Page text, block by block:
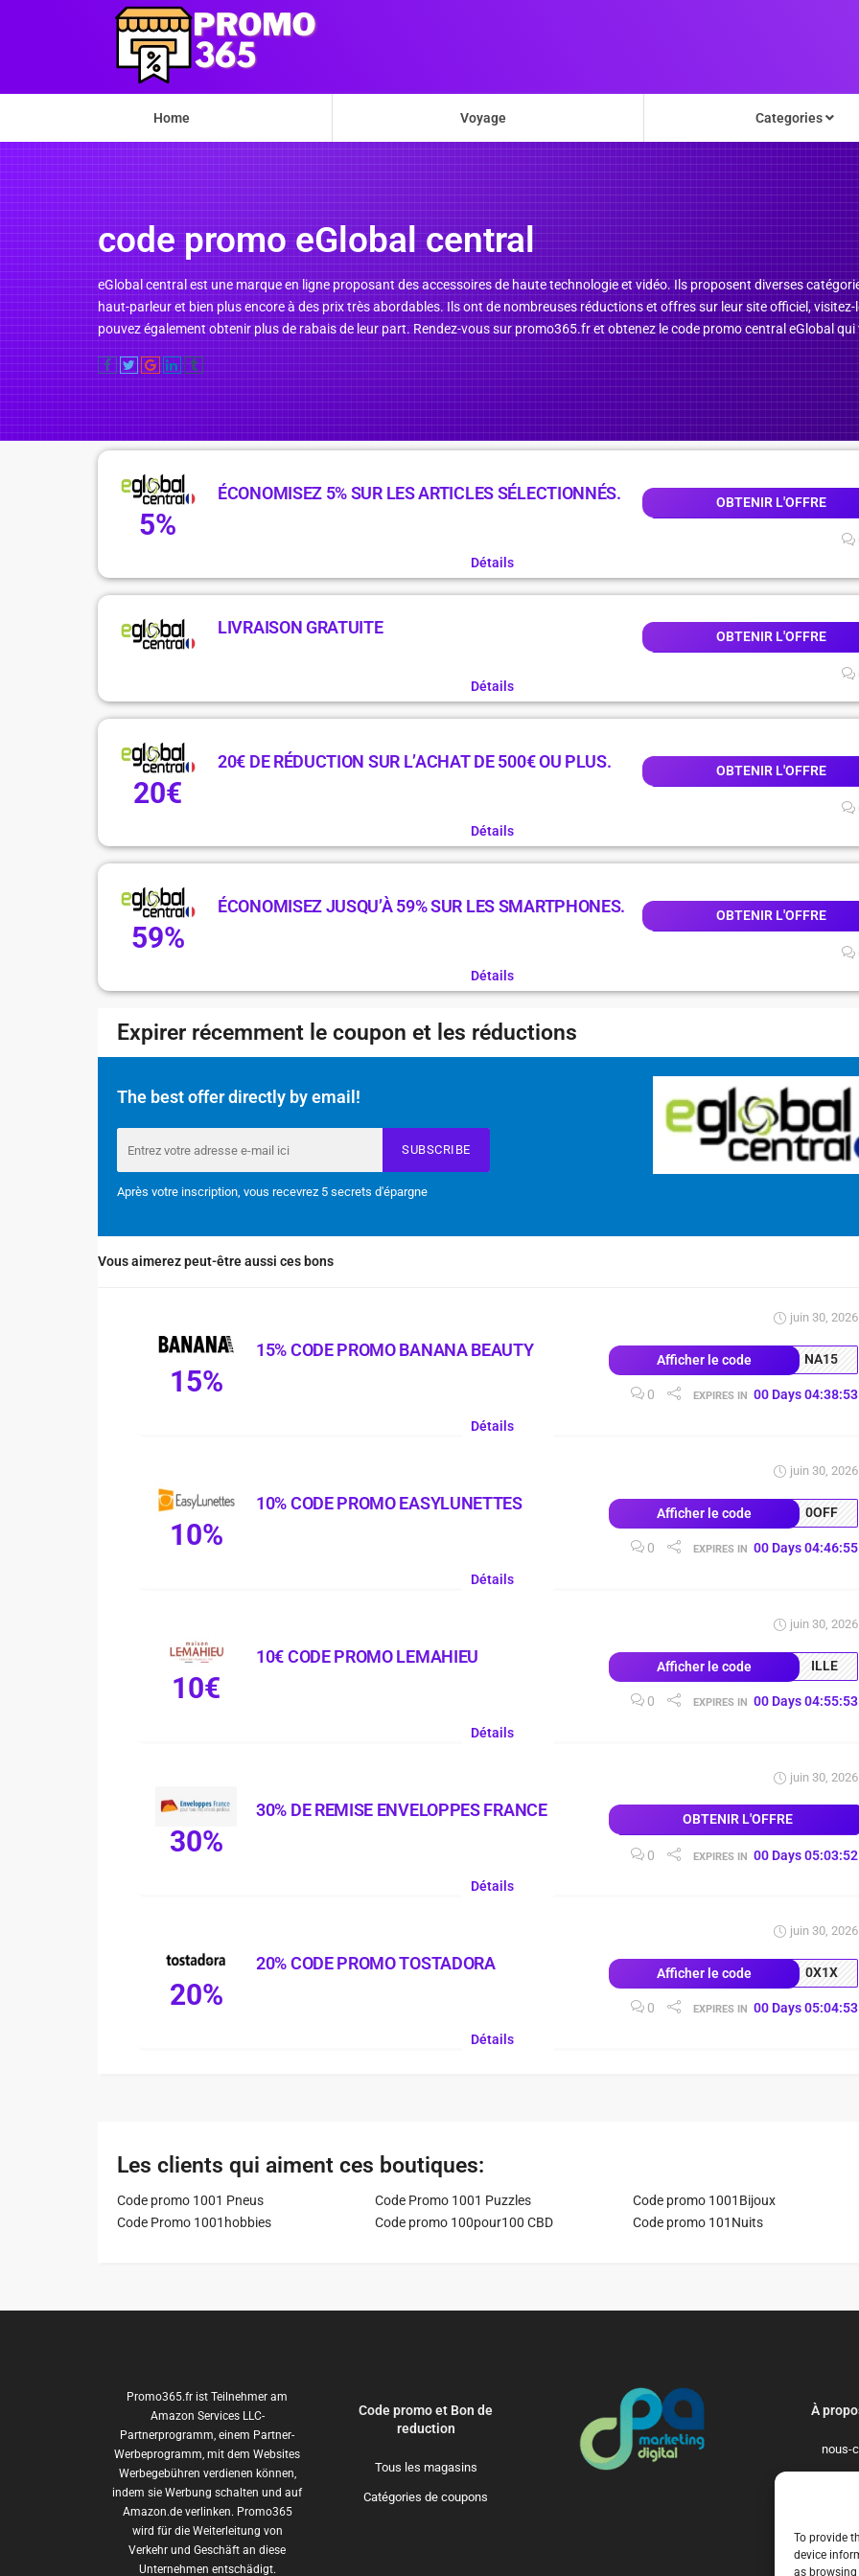
To provide
device
as
Home Voyage Categories
code promo eGlobal central
eGlobal central est une marque en ligne proposant des accessoires de haute technologie et vidéo. Ils proposent diverses
haut-parleur et bien plus encore à des prix très abordables. Ils ont de nombreuses réductions et offres sur leur site officiel,
pouvez également obtenir plus de rabais de leur part. Rendez-vous sur promo365.fr et obtenez le code promo central eGlobal
5%
ÉCONOMISEZ 5% SUR LES ARTICLES SÉLECTIONNÉS. OBTENIR L'OFFRE
Détails
LIVRAISON GRATUITE OBTENIR L'OFFRE
Détails
20€
20€ DE RÉDUCTION SUR L’ACHAT DE 500€ OU PLUS. OBTENIR L'OFFRE
Détails
59%
ÉCONOMISEZ JUSQU’À 59% SUR LES SMARTPHONES. OBTENIR L'OFFRE
Détails
Expirer récemment le coupon et les réductions
The best offer directly by email!
SUBSCRIBE
Après votre inscription, vous recevrez 5 secrets d'épargne
Vous aimerez peut-être aussi ces bons
15%
15% CODE PROMO BANANA BEAUTY
juin 30, 2026
Afficher le code NA15
0 EXPIRES IN 00 Days 04:38:52
Détails
10%
10% CODE PROMO EASYLUNETTES
juin 30, 2026
Afficher le code 0OFF
0 EXPIRES IN 00 Days 04:46:54
Détails
10€
10€ CODE PROMO LEMAHIEU
juin 30, 2026
Afficher le code ILLE
0 EXPIRES IN 00 Days 04:55:52
Détails
30%
30% DE REMISE ENVELOPPES FRANCE
juin 30, 2026
OBTENIR L'OFFRE
0 EXPIRES IN 00 Days 05:03:51
Détails
20%
20% CODE PROMO TOSTADORA
juin 30, 2026
Afficher le code 0X1X
0 EXPIRES IN 00 Days 05:04:52
Détails
Les clients qui aiment ces boutiques:
Code promo 1001 Pneus Code Promo 1001 Puzzles
Code promo 1001Bijoux
Code Promo 1001hobbies
Code promo 100pour100 CBD Code promo 101Nuits
Promo365.fr ist Teilnehmer am
Amazon Services LLC-
Partnerprogramm, einem Partner-
Werbeprogramm, mit dem Websites
Werbegebühren verdienen können,
indem sie Werbung schalten und auf
Amazon.de verlinken. Promo365
wird für die Weiterleitung von
Verkehr und Geschäft an diese
Unternehmen entschädigt.
Code promo et Bon de
reduction
Tous les magasins
Catégories de coupons
À
nous-